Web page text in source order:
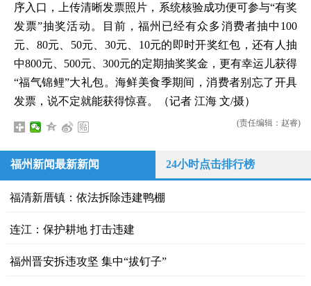
序入口，上传清晰发票照片，系统核验成功便可参与“有奖
发票”抽奖活动。目前，福州已经有众多消费者抽中100
元、80元、50元、30元、10元的即时开奖红包，还有人抽
中800元、500元、300元的定期抽奖奖金，更有幸运儿获得
“福气锦鲤”大礼包。海鲜美食季期间，消费者别忘了开具
发票，说不定就能获得惊喜。（记者 江海 文/摄）
(责任编辑：赵睿)
福州新闻最新新闻 24小时点击排行榜
福清新厝镇：依法拆除违建鸭棚
连江：保护耕地 打击违建
福州晋安拆违攻坚 集中“拔钉子”